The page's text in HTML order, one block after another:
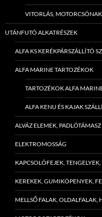
VITORLÁS,
UTÁNFUTÓ ALKATRÉSZEK
ALFA KS KERÉKPÁRSZÁLLÍTÓ
ALFA MARINE TARTOZÉKOK
TARTOZÉKOK ALFA
ALFA KENU ÉS KAJAK
ALVÁZ ELEMEK, PADLÓTÁMASZ
ELEKTROMOSSÁG
KAPCSOLÓFEJEK,
KEREKEK, GUMIKÖPENYEK,
MELLSŐ FALAK, OLDALFALAK,